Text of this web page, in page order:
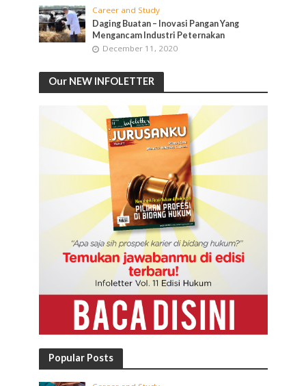
Career and Study
Daging Buatan – Inovasi Pangan Yang
Mengancam Industri Peternakan
December 11, 2020
Our NEW INFOLETTER
Popular Posts